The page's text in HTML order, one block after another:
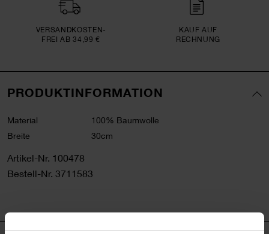
VERSAND­KOSTEN­
FREI AB 34,99 €
KAUF AUF
RECHNUNG
PRODUKTINFORMATION
Material
100% Baumwolle
Breite
30cm
Artikel-Nr. 100478
Bestell-Nr. 3711583